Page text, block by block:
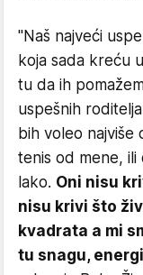
"Naš najveći
koja sada kreću
tu da ih
uspešnih
bih voleo najviše
tenis od mene, ili
lako. Oni nisu
nisu krivi što
kvadrata a mi
tu snagu,